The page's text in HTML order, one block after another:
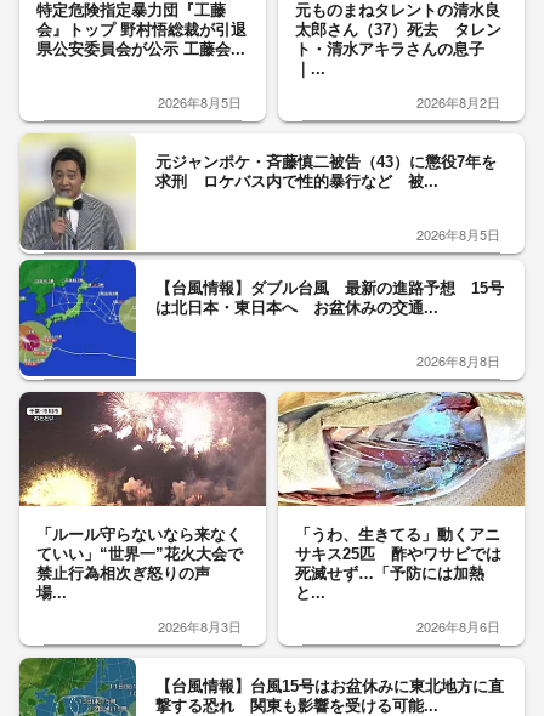
特定危険指定暴力団『工藤
会』トップ 野村悟総裁が引退
県公安委員会が公示 工藤会...
2026年8月5日
元ものまねタレントの清水良
太郎さん（37）死去 タレン
ト・清水アキラさんの息子
｜...
2026年8月2日
元ジャンポケ・斉藤慎二被告（43）に懲役7年を
求刑 ロケバス内で性的暴行など 被...
2026年8月5日
【台風情報】ダブル台風 最新の進路予想 15号
は北日本・東日本へ お盆休みの交通...
2026年8月8日
「ルール守らないなら来なく
ていい」“世界一”花火大会で
禁止行為相次ぎ怒りの声
場...
2026年8月3日
「うわ、生きてる」動くアニ
サキス25匹 酢やワサビでは
死滅せず…「予防には加熱
と...
2026年8月6日
【台風情報】台風15号はお盆休みに東北地方に直
撃する恐れ 関東も影響を受ける可能...